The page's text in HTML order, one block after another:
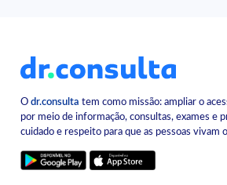
Odr.consulta tem como missão: ampliar o
por meio de informação, consultas, exames e
cuidado e respeito para que as pessoas vivam